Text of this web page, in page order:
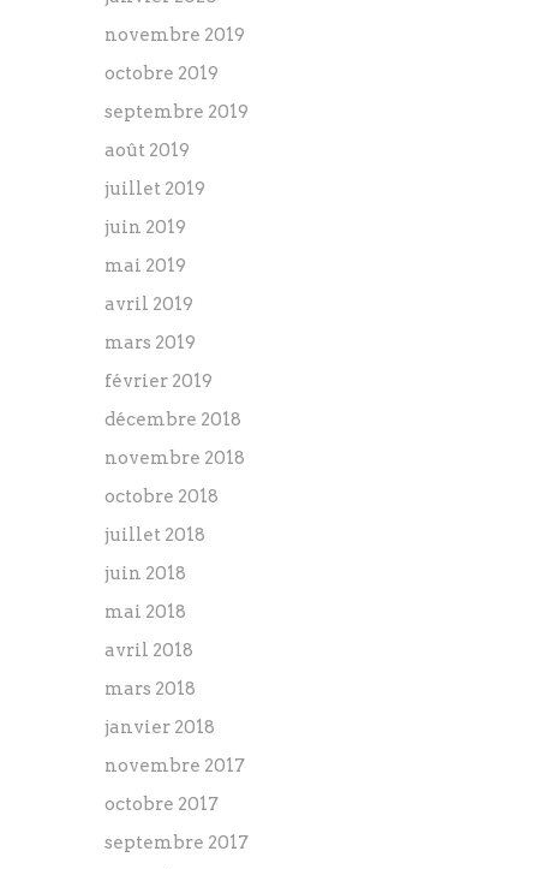
novembre 2019
octobre 2019
septembre 2019
août 2019
juillet 2019
juin 2019
mai 2019
avril 2019
mars 2019
février 2019
décembre 2018
novembre 2018
octobre 2018
juillet 2018
juin 2018
mai 2018
avril 2018
mars 2018
janvier 2018
novembre 2017
octobre 2017
septembre 2017